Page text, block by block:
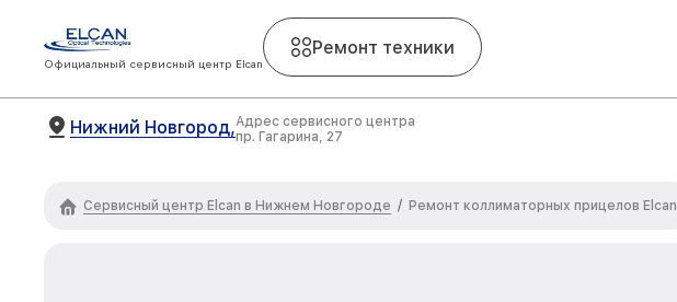
Официальный сервисный центр Elcan
Ремонт техники
Нижний Новгород,Адрес сервисного центра
пр. Гагарина, 27
Сервисный центр Elcan в Нижнем Новгороде / Ремонт коллиматорных прицелов Elcan